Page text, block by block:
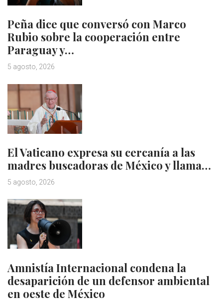
Peña dice que conversó con Marco
Rubio sobre la cooperación entre
Paraguay y…
5 agosto, 2026
El Vaticano expresa su cercanía a las
madres buscadoras de México y llama…
5 agosto, 2026
Amnistía Internacional condena la
desaparición de un defensor ambiental
en oeste de México